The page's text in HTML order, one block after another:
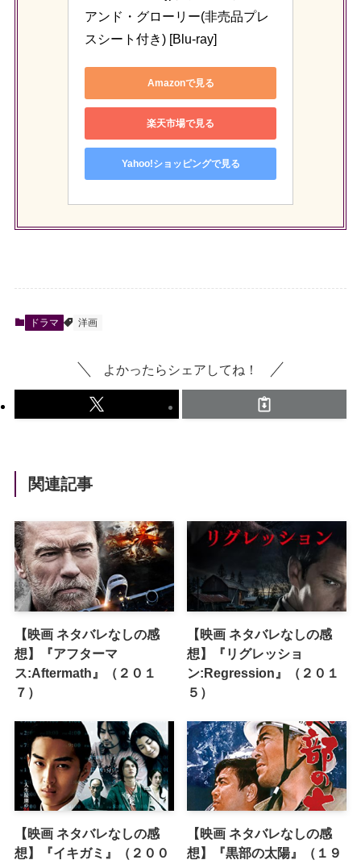
アンド・グローリー(非売品プレ
スシート付き) [Blu-ray]
Amazonで見る
楽天市場で見る
Yahoo!ショッピングで見る
ドラマ 洋画
よかったらシェアしてね！
関連記事
【映画 ネタバレなしの感
想】『アフターマ
ス:Aftermath』（２０１
７）
【映画 ネタバレなしの感
想】『リグレッショ
ン:Regression』（２０１
５）
【映画 ネタバレなしの感
想】『イキガミ』（２００
【映画 ネタバレなしの感
想】『黒部の太陽』（１９